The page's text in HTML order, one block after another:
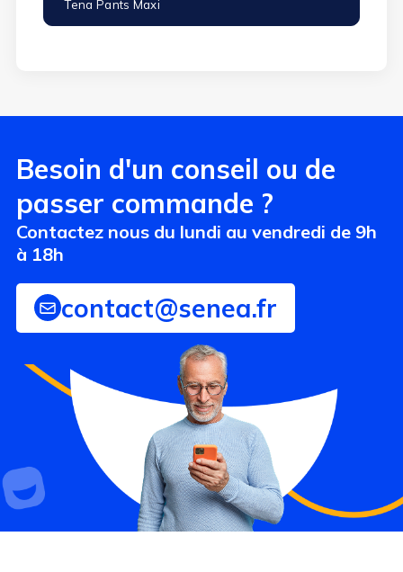
Tena Pants Maxi
Besoin d'un conseil ou de
passer commande ?
Contactez nous du lundi au vendredi de 9h
à 18h
contact@senea.fr